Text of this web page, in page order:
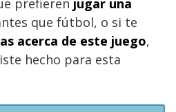
prefieren jugar una
que fútbol, o si te
acerca de este juego,
hecho para esta